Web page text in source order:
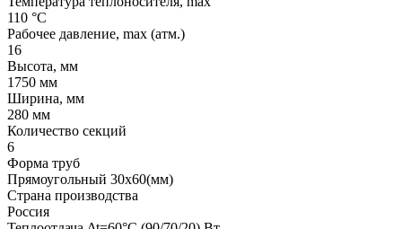
110 °C
Рабочее давление, max (атм.)
16
Высота, мм
1750 мм
Ширина, мм
280 мм
Количество секций
6
Форма труб
Прямоугольный 30х60(мм)
Страна производства
Россия